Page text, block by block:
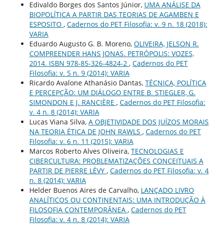
Edivaldo Borges dos Santos Júnior, UMA ANÁLISE DA
BIOPOLÍTICA A PARTIR DAS TEORIAS DE AGAMBEN E
ESPOSITO , Cadernos do PET Filosofia: v. 9 n. 18 (2018):
VARIA
Eduardo Augusto G. B. Moreno, OLIVEIRA, JELSON R.
COMPREENDER HANS JONAS. PETRÓPOLIS: VOZES,
2014. ISBN 978-85-326-4824-2 , Cadernos do PET
Filosofia: v. 5 n. 9 (2014): VARIA
Ricardo Avalone Athanásio Dantas, TÉCNICA, POLÍTICA
E PERCEPÇÃO: UM DIÁLOGO ENTRE B. STIEGLER, G.
SIMONDON E J. RANCIÈRE , Cadernos do PET Filosofia:
v. 4 n. 8 (2014): VARIA
Lucas Viana Silva, A OBJETIVIDADE DOS JUÍZOS MORAIS
NA TEORIA ÉTICA DE JOHN RAWLS , Cadernos do PET
Filosofia: v. 6 n. 11 (2015): VARIA
Marcos Roberto Alves Oliveira, TECNOLOGIAS E
CIBERCULTURA: PROBLEMATIZAÇÕES CONCEITUAIS A
PARTIR DE PIERRE LÉVY , Cadernos do PET Filosofia: v. 4
n. 8 (2014): VARIA
Helder Buenos Aires de Carvalho, LANÇADO LIVRO
ANALÍTICOS OU CONTINENTAIS: UMA INTRODUÇÃO À
FILOSOFIA CONTEMPORÂNEA , Cadernos do PET
Filosofia: v. 4 n. 8 (2014): VARIA